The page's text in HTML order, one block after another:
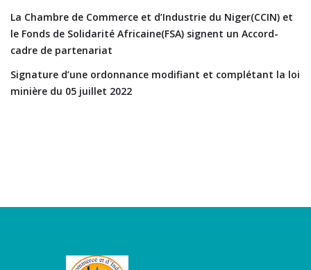
La Chambre de Commerce et d’Industrie du Niger(CCIN) et
le Fonds de Solidarité Africaine(FSA) signent un Accord-
cadre de partenariat
Signature d’une ordonnance modifiant et complétant la loi
minière du 05 juillet 2022